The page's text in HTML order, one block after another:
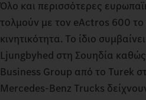
Όλο και περισσότερες
τολμούν με τον eActros 600 το
κινητικότητα. Το ίδιο
Ljungbyhed στη Σουηδία
Business Group από το Turek
Mercedes‑Benz Trucks